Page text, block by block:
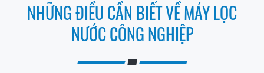
NHỮNG ĐIỀU CẦN BIẾT VỀ MÁY LỌC
NƯỚC CÔNG NGHIỆP